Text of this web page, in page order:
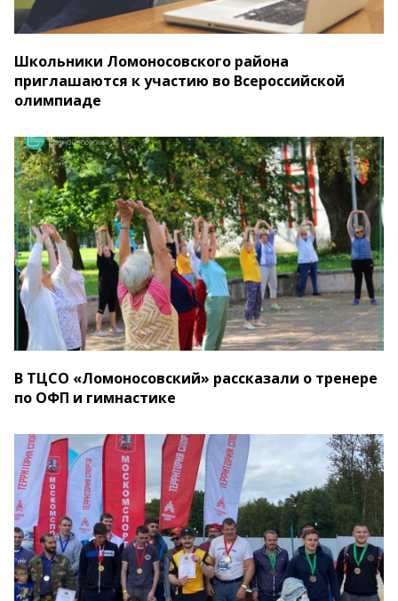
Школьники Ломоносовского района
приглашаются к участию во Всероссийской
олимпиаде
В ТЦСО «Ломоносовский» рассказали о тренере
по ОФП и гимнастике